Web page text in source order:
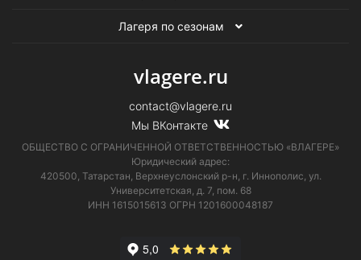
Лагеря по сезонам
vlagere.ru
contact@vlagere.ru
Мы ВКонтакте
ОБЩЕСТВО С ОГРАНИЧЕННОЙ ОТВЕТСТВЕННОСТЬЮ «ВЛАГЕРЕ»
Юридический адрес:
420500, Татарстан, Верхнеуслонский р-н, г. Иннополис, ул.
Университетская, д. 7, пом. 68
ИНН 1615015613 ОГРН 1201600048187